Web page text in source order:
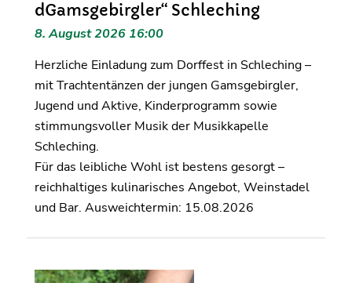
dGamsgebirgler“ Schleching
8. August 2026 16:00
Herzliche Einladung zum Dorffest in Schleching –
mit Trachtentänzen der jungen Gamsgebirgler,
Jugend und Aktive, Kinderprogramm sowie
stimmungsvoller Musik der Musikkapelle
Schleching.
Für das leibliche Wohl ist bestens gesorgt –
reichhaltiges kulinarisches Angebot, Weinstadel
und Bar. Ausweichtermin: 15.08.2026